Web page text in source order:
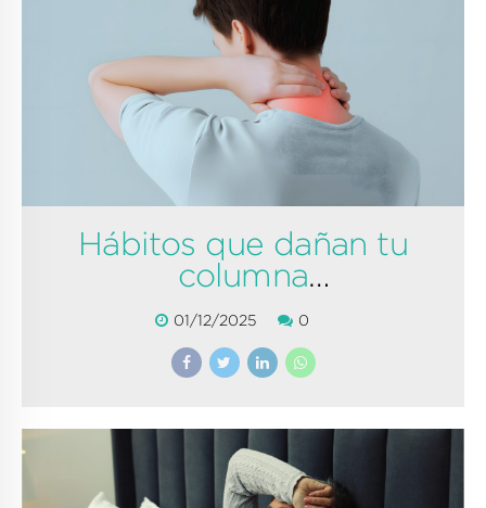
01/12/2025 0
Hábitos que dañan tu
columna
progresivamente